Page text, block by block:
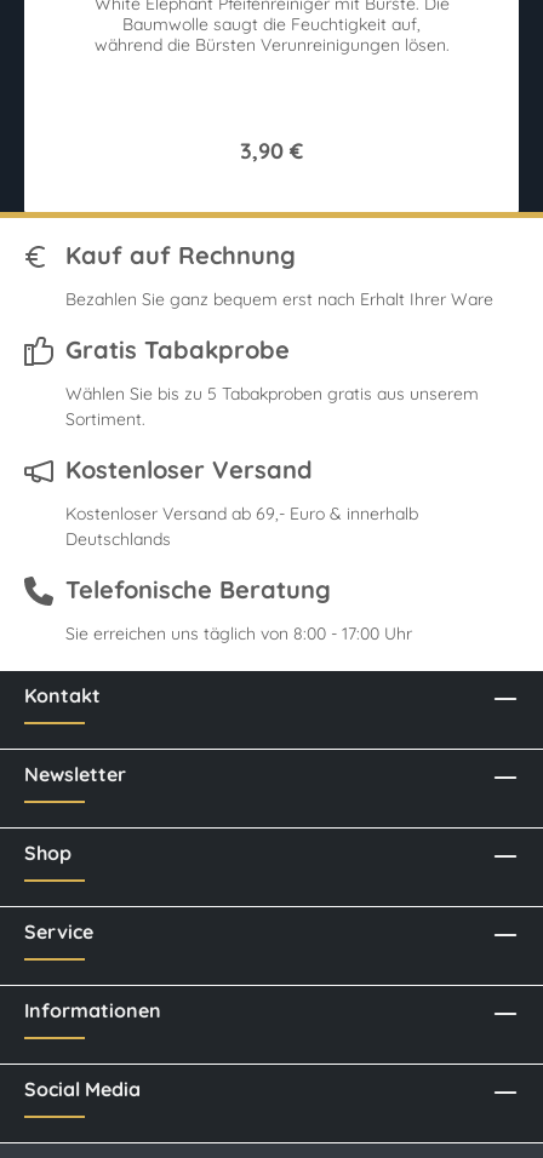
Baumwolle saugt die Feuchtigkeit auf,
während die Bürsten Verunreinigungen lösen.
3,90 €
Kauf auf Rechnung
Bezahlen Sie ganz bequem erst nach Erhalt Ihrer Ware
Gratis Tabakprobe
Wählen Sie bis zu 5 Tabakproben gratis aus unserem
Sortiment.
Kostenloser Versand
Kostenloser Versand ab 69,- Euro & innerhalb
Deutschlands
Telefonische Beratung
Sie erreichen uns täglich von 8:00 - 17:00 Uhr
Kontakt
Newsletter
Social Media
Shop
Service
Informationen